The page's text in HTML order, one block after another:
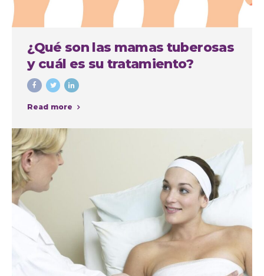
¿Qué son las mamas tuberosas
y cuál es su tratamiento?
Read more